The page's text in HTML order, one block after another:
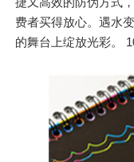
费者买得放心。遇水
的舞台上绽放光彩。